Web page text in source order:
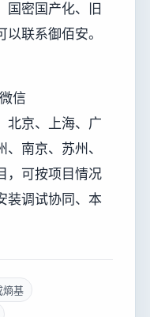
国密国产化、旧
联系御佰安。
信
北京、上海、广
南京、苏州、
，可按项目情况
装调试协同、本
熵基